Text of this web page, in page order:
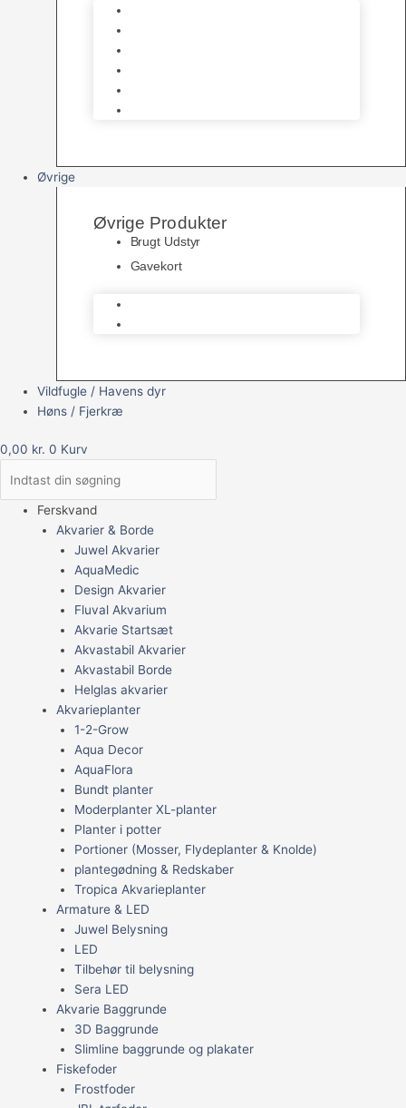
Øvrige
Øvrige Produkter
Brugt Udstyr
Gavekort
Vildfugle / Havens dyr
Høns / Fjerkræ
0,00 kr. 0 Kurv
Ferskvand
Akvarier & Borde
Juwel Akvarier
AquaMedic
Design Akvarier
Fluval Akvarium
Akvarie Startsæt
Akvastabil Akvarier
Akvastabil Borde
Helglas akvarier
Akvarieplanter
1-2-Grow
Aqua Decor
AquaFlora
Bundt planter
Moderplanter XL-planter
Planter i potter
Portioner (Mosser, Flydeplanter & Knolde)
plantegødning & Redskaber
Tropica Akvarieplanter
Armature & LED
Juwel Belysning
LED
Tilbehør til belysning
Sera LED
Akvarie Baggrunde
3D Baggrunde
Slimline baggrunde og plakater
Fiskefoder
Frostfoder